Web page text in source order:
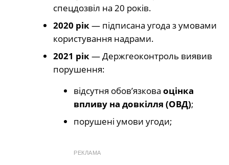
спецдозвіл на 20 років.
2020 рік — підписана угода з умовами
користування надрами.
2021 рік — Держгеоконтроль виявив
порушення:
відсутня обов’язкова оцінка
впливу на довкілля (ОВД);
порушені умови угоди;
РЕКЛАМА